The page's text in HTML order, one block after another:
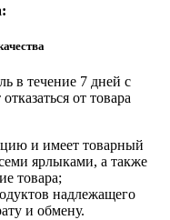
в течение 7 дней с
от товара
и имеет товарный
ярлыками, а также
товара;
надлежащего
и обмену.